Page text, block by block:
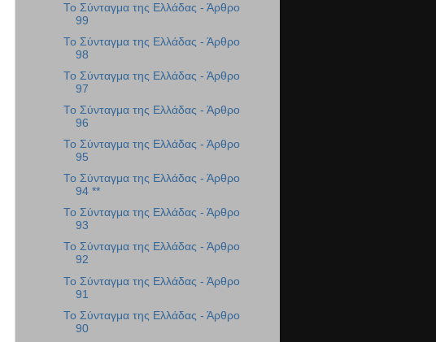
Το Σύνταγμα της Ελλάδας - Άρθρο
99
Το Σύνταγμα της Ελλάδας - Άρθρο
98
Το Σύνταγμα της Ελλάδας - Άρθρο
97
Το Σύνταγμα της Ελλάδας - Άρθρο
96
Το Σύνταγμα της Ελλάδας - Άρθρο
95
Το Σύνταγμα της Ελλάδας - Άρθρο
94 **
Το Σύνταγμα της Ελλάδας - Άρθρο
93
Το Σύνταγμα της Ελλάδας - Άρθρο
92
Το Σύνταγμα της Ελλάδας - Άρθρο
91
Το Σύνταγμα της Ελλάδας - Άρθρο
90